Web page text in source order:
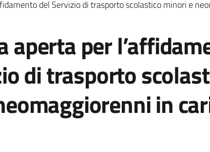
del Servizio di trasporto scolastico minori e
aperta per
di trasporto
in